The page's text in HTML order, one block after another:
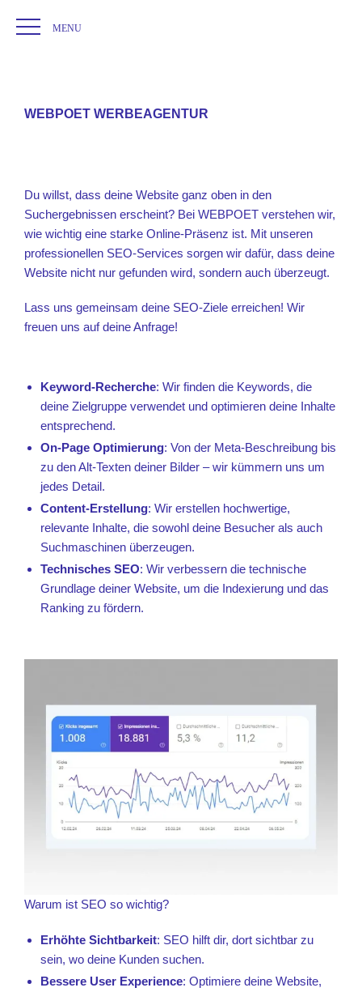
Startseite
WEBPOET WERBEAGENTUR
Du willst, dass deine Website ganz oben in den
Suchergebnissen erscheint? Bei WEBPOET verstehen wir,
wie wichtig eine starke Online-Präsenz ist. Mit unseren
professionellen SEO-Services sorgen wir dafür, dass deine
Website nicht nur gefunden wird, sondern auch überzeugt.
Lass uns gemeinsam deine SEO-Ziele erreichen! Wir
freuen uns auf deine Anfrage!
Keyword-Recherche: Wir finden die Keywords, die
deine Zielgruppe verwendet und optimieren deine Inhalte
entsprechend.
On-Page Optimierung: Von der Meta-Beschreibung bis
zu den Alt-Texten deiner Bilder – wir kümmern uns um
jedes Detail.
Content-Erstellung: Wir erstellen hochwertige,
relevante Inhalte, die sowohl deine Besucher als auch
Suchmaschinen überzeugen.
Technisches SEO: Wir verbessern die technische
Grundlage deiner Website, um die Indexierung und das
Ranking zu fördern.
Warum ist SEO so wichtig?
Erhöhte Sichtbarkeit: SEO hilft dir, dort sichtbar zu
sein, wo deine Kunden suchen.
Bessere User Experience: Optimiere deine Website,